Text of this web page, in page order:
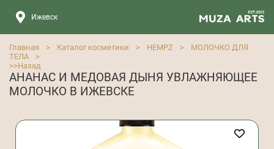
Ижевск
Главная > Каталог косметики > HEMPZ >
МОЛОЧКО ДЛЯ
ТЕЛА
>
>>Назад
АНАНАС И МЕДОВАЯ ДЫНЯ УВЛАЖНЯЮЩЕЕ
МОЛОЧКО В ИЖЕВСКЕ